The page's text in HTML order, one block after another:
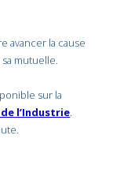
avancer la cause
mutuelle.
sur la
l’Industrie.